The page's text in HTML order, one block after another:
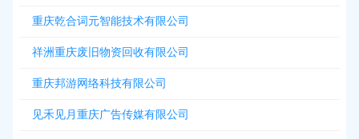
重庆乾合词元智能技术有限公司
祥洲重庆废旧物资回收有限公司
重庆邦游网络科技有限公司
见禾见月重庆广告传媒有限公司